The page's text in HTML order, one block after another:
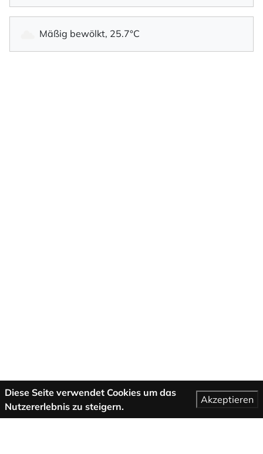
Mäßig bewölkt, 25.7°C
Diese Seite verwendet Cookies um das
Nutzererlebnis zu steigern.
Akzeptieren